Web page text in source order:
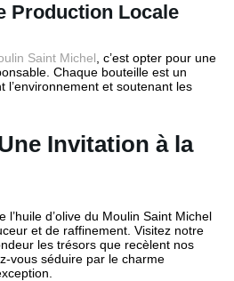
Production Locale
Saint Michel , c’est opter pour une
Chaque bouteille est un
l’environnement et soutenant les
Invitation à la
d’olive du Moulin Saint Michel
et de raffinement. Visitez notre
les trésors que recèlent nos
vous séduire par le charme